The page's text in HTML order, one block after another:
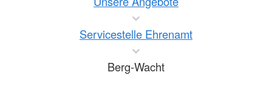
Servicestelle Ehrenamt
Berg-Wacht